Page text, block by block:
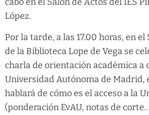
López.
Por la tarde, a las 17.00 horas, en el
de la Biblioteca Lope de Vega se
charla de orientación académica a
Universidad Autónoma de Madrid,
hablará de cómo es el acceso a la
(ponderación EvAU, notas de